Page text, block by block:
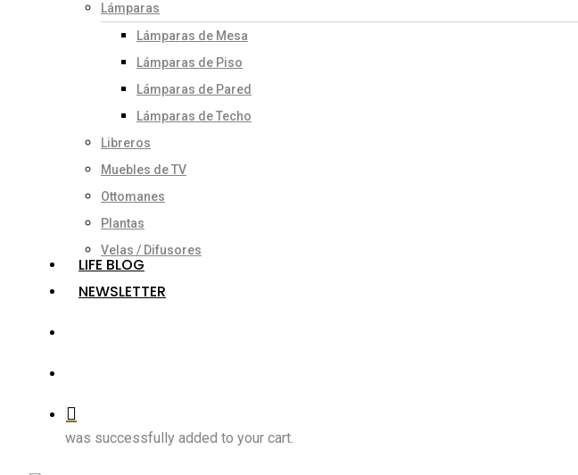
Lámparas
Lámparas de Mesa
Lámparas de Piso
Lámparas de Pared
Lámparas de Techo
Libreros
Muebles de TV
Ottomanes
Plantas
Velas / Difusores
LIFE BLOG
NEWSLETTER
was successfully added to your cart.